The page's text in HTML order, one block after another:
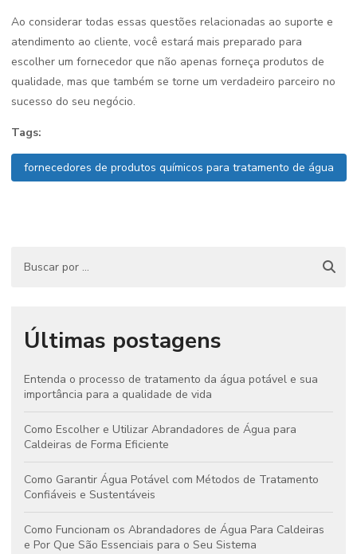
Ao considerar todas essas questões relacionadas ao suporte e
atendimento ao cliente, você estará mais preparado para
escolher um fornecedor que não apenas forneça produtos de
qualidade, mas que também se torne um verdadeiro parceiro no
sucesso do seu negócio.
Tags:
fornecedores de produtos químicos para tratamento de água
Últimas postagens
Entenda o processo de tratamento da água potável e sua
importância para a qualidade de vida
Como Escolher e Utilizar Abrandadores de Água para
Caldeiras de Forma Eficiente
Como Garantir Água Potável com Métodos de Tratamento
Confiáveis e Sustentáveis
Como Funcionam os Abrandadores de Água Para Caldeiras
e Por Que São Essenciais para o Seu Sistema